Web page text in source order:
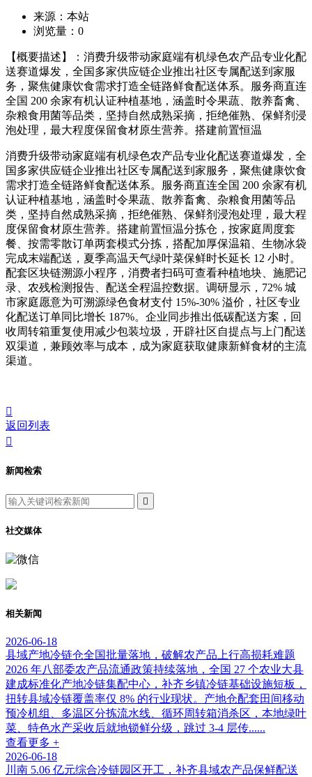
来源：本站
浏览量： 0
【概要描述】：消费升级带动家庭端有机绿色农产品专业化配
送赛道爆发，全国多家供应链企业推出社区专属配送到家服
务，聚焦健康饮食需求打造全链路鲜食配送体系。服务商直连
全国 200 余家有机认证种植基地，涵盖时令果蔬、散养畜禽、
杂粮食用菌等品类，坚持自然成熟采摘，拒绝催熟、保鲜剂浸
泡处理，最大程度保留食材原生营养。搭建前置恒温
消费升级带动家庭端有机绿色农产品专业化配送赛道爆发，全
国多家供应链企业推出社区专属配送到家服务，聚焦健康饮食
需求打造全链路鲜食配送体系。服务商直连全国 200 余家有机
认证种植基地，涵盖时令果蔬、散养畜禽、杂粮食用菌等品
类，坚持自然成熟采摘，拒绝催熟、保鲜剂浸泡处理，最大程
度保留食材原生营养。搭建前置恒温分拣仓，按家庭周度套
餐、按需零散订单两套模式分拣，搭配加厚保温箱、生物冰袋
完成末端配送，夏季高温天气绿叶菜保鲜时长延长 12 小时。
配套区块链溯源小程序，消费者扫码可查看种植地块、施肥记
录、农残检测报告、配送全程温控数据。调研显示，72% 城
市家庭愿意为可溯源绿色食材支付 15%-30% 溢价，社区专业
化配送订单同比增长 187%。企业同步推出低碳配送方案，回
收周转箱重复使用减少包装垃圾，开辟社区自提点与上门配送
双渠道，兼顾效率与成本，成为家庭获取健康新鲜食材的主流
渠道。

返回列表

新闻检索

社交媒体
相关新闻
2026-06-18
县域产地冷链仓全国批量落地，破解农产品上行高损耗难题
2026 年八部委农产品流通政策持续落地，全国 27 个农业大县
建成标准化产地冷链集配中心，补齐乡镇冷链基础设施短板，
扭转县域冷链覆盖率仅 8% 的行业现状。产地仓配套田间移动
预冷机组、多温区分拣流水线、循环周转箱消杀区，本地绿叶
菜、特色水产采收后就地锁鲜分级，跳过 3-4 层传......
查看更多 +
2026-06-18
川南 5.06 亿元综合冷链园区开工，补齐县域农产品保鲜配送